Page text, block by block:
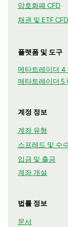
암호화폐 CFD
채권 및 ETF CFD
플랫폼 및 도구
메타트레이더 4
메타트레이더 5
계정 정보
계좌 유형
스프레드 및 수
입금 및 출금
계좌 개설
법률 정보
문서